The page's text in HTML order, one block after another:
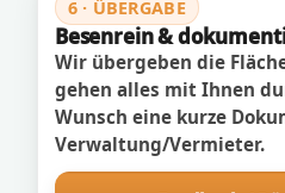
6 · ÜBERGABE
Besenrein &
Wir übergeben die
gehen alles mit Ihnen
Wunsch eine kurze
Verwaltung/Vermieter.